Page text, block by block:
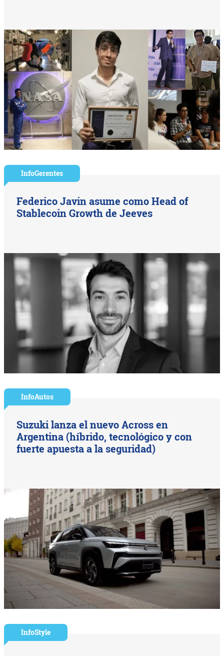
InfoGerentes
Federico Javin asume como Head of
Stablecoin Growth de Jeeves
InfoAutos
Suzuki lanza el nuevo Across en
Argentina (híbrido, tecnológico y con
fuerte apuesta a la seguridad)
InfoStyle